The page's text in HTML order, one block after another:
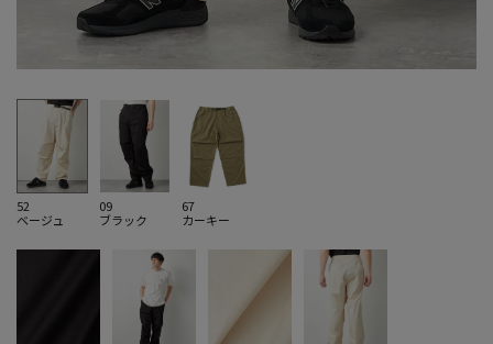
52
ベージュ
09
ブラック
67
カーキー